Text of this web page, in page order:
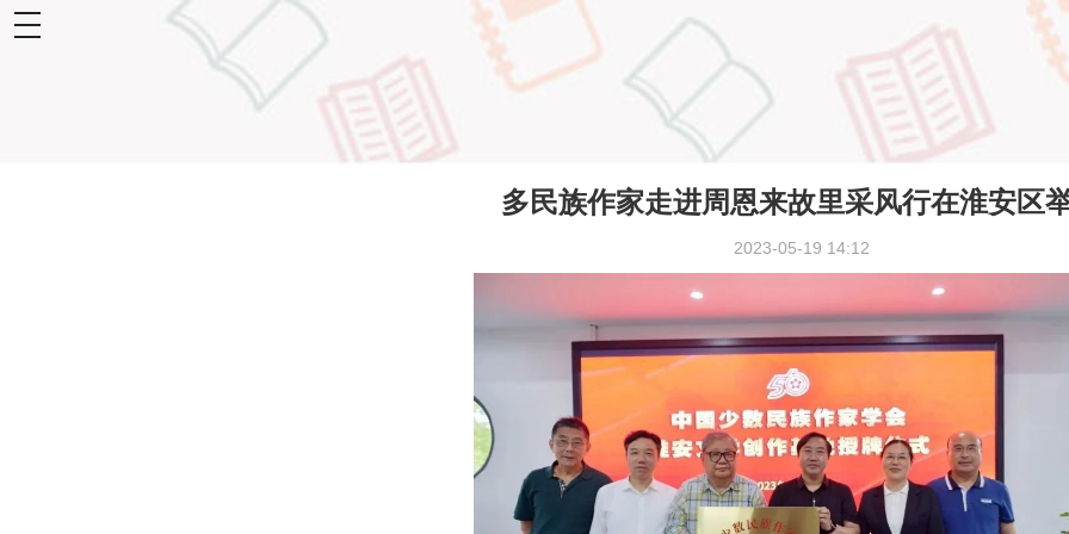
toggle
多民族作家走进周恩来故里采风行在淮安区
2023-05-19 14:12